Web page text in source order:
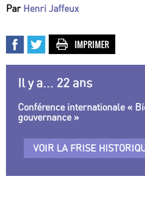
Par Henri Jaffeux
Il y a... 22 ans
Conférence internationale «
gouvernance »
VOIR LA FRISE